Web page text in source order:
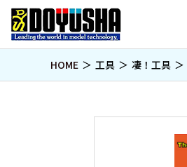
HOME 工具 凄！工具